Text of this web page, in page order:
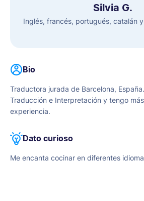
Silvia G.
Inglés, francés, portugués, catalán
Bio
Traductora jurada de Barcelona,
Traducción e Interpretación y tengo
experiencia.
Dato curioso
Me encanta cocinar en diferentes